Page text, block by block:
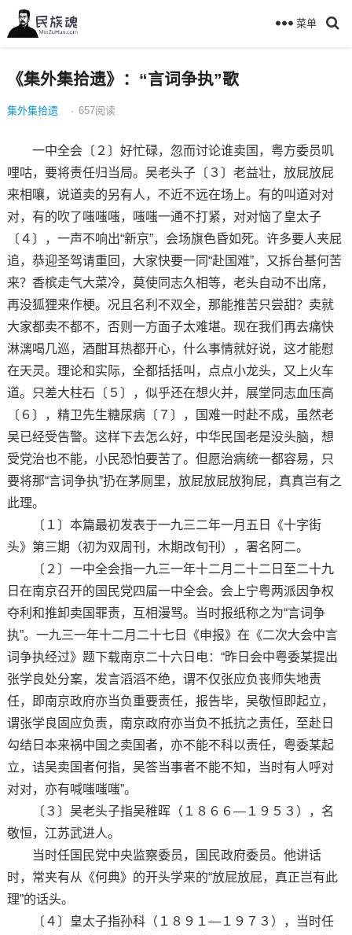
菜单
《集外集拾遗》：“言词争执”歌
集外集拾遗 · 657阅读
一中全会〔２〕好忙碌，忽而讨论谁卖国，粤方委员叽
哩咕，要将责任归当局。吴老头子〔３〕老益壮，放屁放屁
来相嚷，说道卖的另有人，不近不远在场上。有的叫道对对
对，有的吹了嗤嗤嗤，嗤嗤一通不打紧，对对恼了皇太子
〔４〕，一声不响出“新京”，会场旗色昏如死。许多要人夹屁
追，恭迎圣驾请重回，大家快要一同“赴国难”，又拆台基何苦
来？香槟走气大菜冷，莫使同志久相等，老头自动不出席，
再没狐狸来作梗。况且名利不双全，那能推苦只尝甜？卖就
大家都卖不都不，否则一方面子太难堪。现在我们再去痛快
淋漓喝几巡，酒酣耳热都开心，什么事情就好说，这才能慰
在天灵。理论和实际，全都括括叫，点点小龙头，又上火车
道。只差大柱石〔５〕，似乎还在想火并，展堂同志血压高
〔６〕，精卫先生糖尿病〔７〕，国难一时赴不成，虽然老
吴已经受告警。这样下去怎么好，中华民国老是没头脑，想
受党治也不能，小民恐怕要苦了。但愿治病统一都容易，只
要将那“言词争执”扔在茅厕里，放屁放屁放狗屁，真真岂有之
此理。
〔１〕本篇最初发表于一九三二年一月五日《十字街
头》第三期（初为双周刊，木期改旬刊），署名阿二。
〔２〕一中全会指一九三一年十二月二十二日至二十九
日在南京召开的国民党四届一中全会。会上宁粤两派因争权
夺利和推卸卖国罪责，互相漫骂。当时报纸称之为“言词争
执”。一九三一年十二月二十七日《申报》在《二次大会中言
词争执经过》题下载南京二十六日电：“昨日会中粤委某提出
张学良处分案，发言滔滔不绝，谓不仅张应负丧师失地责
任，即南京政府亦当负重要责任，报告毕，吴敬恒即起立，
谓张学良固应负责，南京政府亦当负不抵抗之责任，至赴日
勾结日本来祸中国之卖国者，亦不能不科以责任，粤委某起
立，诘吴卖国者何指，吴答当事者不能不知，当时有人呼对
对对，亦有喊嗤嗤嗤”。
〔３〕吴老头子指吴稚晖（１８６６—１９５３），名
敬恒，江苏武进人。
当时任国民党中央监察委员，国民政府委员。他讲话
时，常夹有从《何典》的开头学来的“放屁放屁，真正岂有此
理”的话头。
〔４〕皇太子指孙科（１８９１—１９７３），当时任